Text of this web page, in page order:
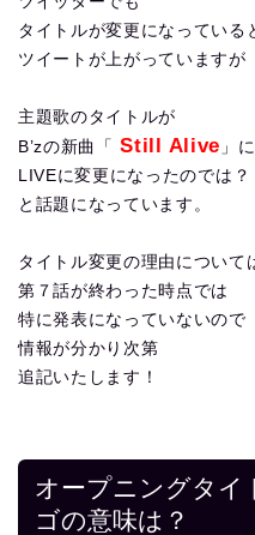
タイトルが変更になっている
ツイートが上がっていますが
主題歌のタイトルが
B’zの新曲「
Still Alive 」
LIVEに変更になったのでは？
と話題になっています。
タイトル変更の理由について
第７話が終わった時点では
特に発表になっていないので
情報が分かり次第
追記いたします！
オープニングタイ
ゴの意味は？